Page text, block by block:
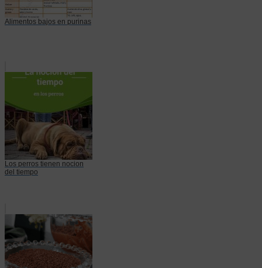
Alimentos bajos en purinas
Los perros tienen nocion
del tiempo